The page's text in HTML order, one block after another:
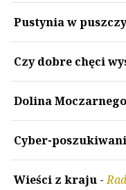
Pustynia w puszczy
Czy dobre chęci
Dolina Moczarnego
Cyber-
Wieści z kraju -